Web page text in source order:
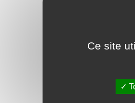
2 - La plasticité
contrainte/déformation est
de l'état plastique de la
thermiques, d'effets
Les matières
(ramollissement) lors de
Ce site